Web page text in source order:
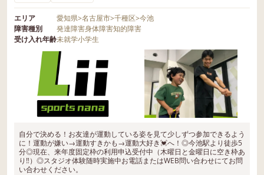
エリア 愛知県>名古屋市>千種区>今池
障害種別
発達障害身体障害知的障害
受け入れ年齢未就学小学生
自分で決める！お友達が運動している姿を見て少しずつ参加できるよう
に！運動が嫌い→運動すきかも→運動大好き💓へ！◎今池駅より徒歩5
分◎現在、来年度固定枠の利用申込受付中（木曜日と金曜日に空き枠あ
り‼）◎スタジオ体験随時実施中お電話またはWEB問い合わせにてお問
い合わせください。